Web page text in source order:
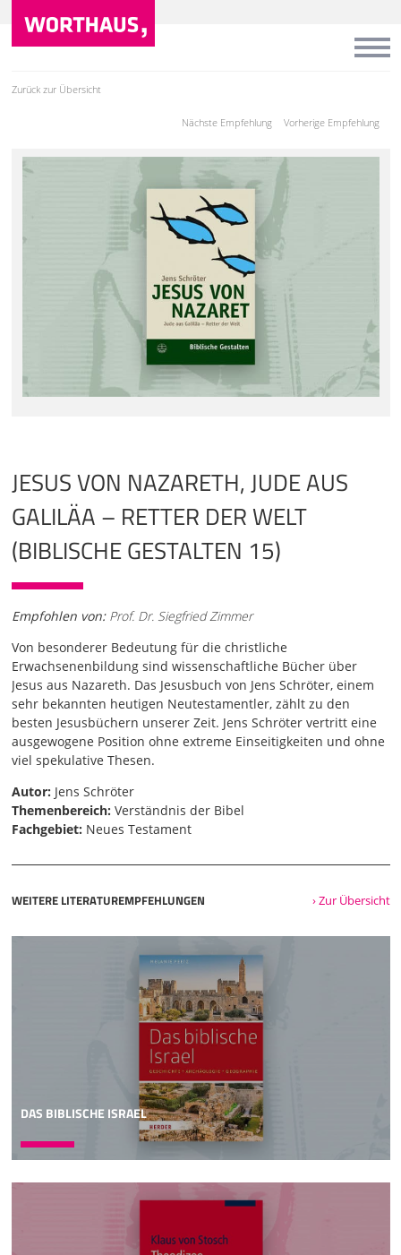
Zurück zur Übersicht
Vorherige Empfehlung
Nächste Empfehlung
JESUS VON NAZARETH, JUDE AUS
GALILÄA – RETTER DER WELT
(BIBLISCHE GESTALTEN 15)
Empfohlen von: Prof. Dr. Siegfried Zimmer
Von besonderer Bedeutung für die christliche
Erwachsenenbildung sind wissenschaftliche Bücher über
Jesus aus Nazareth. Das Jesusbuch von Jens Schröter, einem
sehr bekannten heutigen Neutestamentler, zählt zu den
besten Jesusbüchern unserer Zeit. Jens Schröter vertritt eine
ausgewogene Position ohne extreme Einseitigkeiten und ohne
viel spekulative Thesen.
Autor: Jens Schröter
Themenbereich: Verständnis der Bibel
Fachgebiet: Neues Testament
WEITERE LITERATUREMPFEHLUNGEN › Zur Übersicht
DAS BIBLISCHE ISRAEL